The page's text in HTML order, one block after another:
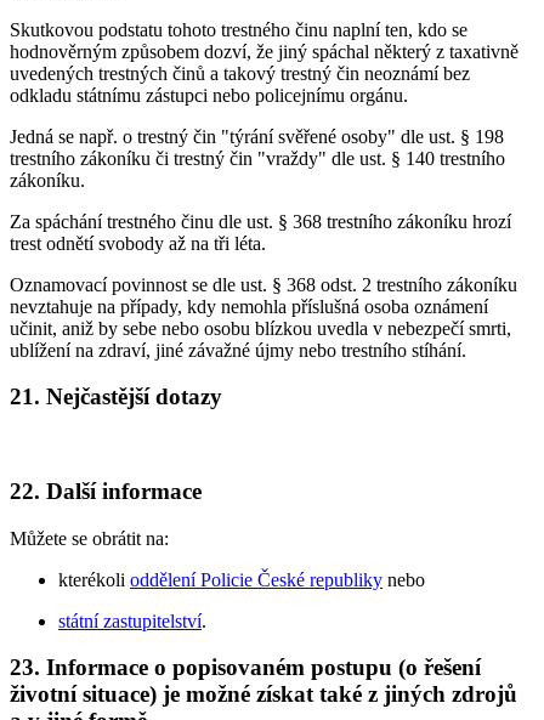
Skutkovou podstatu tohoto trestného činu naplní ten, kdo se
hodnověrným způsobem dozví, že jiný spáchal některý z taxativně
uvedených trestných činů a takový trestný čin neoznámí bez
odkladu státnímu zástupci nebo policejnímu orgánu.
Jedná se např. o trestný čin "týrání svěřené osoby" dle ust. § 198
trestního zákoníku či trestný čin "vraždy" dle ust. § 140 trestního
zákoníku.
Za spáchání trestného činu dle ust. § 368 trestního zákoníku hrozí
trest odnětí svobody až na tři léta.
Oznamovací povinnost se dle ust. § 368 odst. 2 trestního zákoníku
nevztahuje na případy, kdy nemohla příslušná osoba oznámení
učinit, aniž by sebe nebo osobu blízkou uvedla v nebezpečí smrti,
ublížení na zdraví, jiné závažné újmy nebo trestního stíhání.
21. Nejčastější dotazy
22. Další informace
Můžete se obrátit na:
kterékoli oddělení Policie České republiky nebo
státní zastupitelství.
23. Informace o popisovaném postupu (o řešení
životní situace) je možné získat také z jiných zdrojů